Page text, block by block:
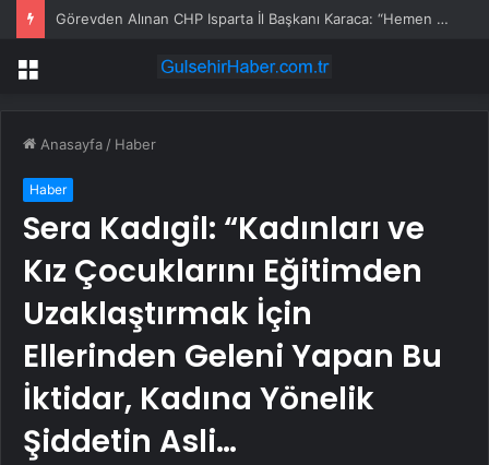
Görevden Alınan CHP Isparta İl Başkanı Karaca: “Hemen Geçiş Yapacağız”
Menü
Anasayfa / Haber
Haber
Sera Kadıgil: “Kadınları ve
Kız Çocuklarını Eğitimden
Uzaklaştırmak İçin
Ellerinden Geleni Yapan Bu
İktidar, Kadına Yönelik
Şiddetin Asli…